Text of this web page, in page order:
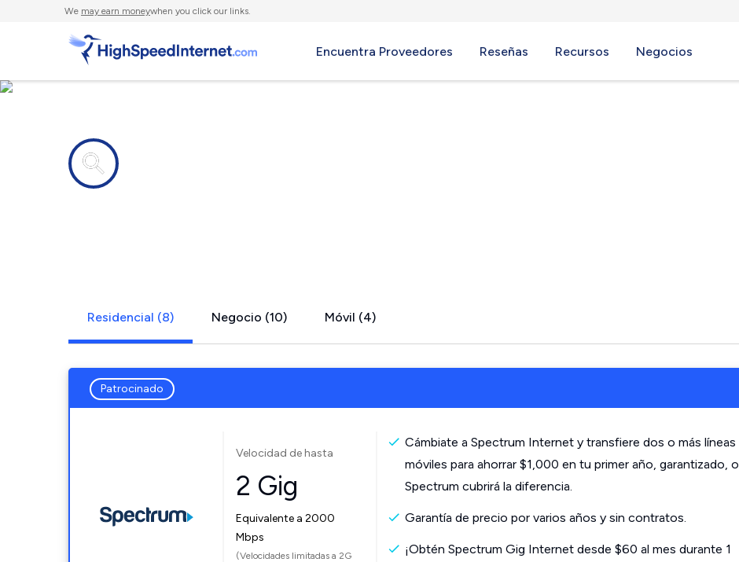
We may earn moneywhen you click our links.
Encuentra Proveedores Reseñas Recursos Negocios
Residencial (8) Negocio (10) Móvil (4)
Patrocinado
Velocidad de hasta
2 Gig
Equivalente a 2000
Mbps
(Velocidades limitadas a 2G
Cámbiate a Spectrum Internet y transfiere dos o más líneas
móviles para ahorrar $1,000 en tu primer año, garantizado, o
Spectrum cubrirá la diferencia.
Garantía de precio por varios años y sin contratos.
¡Obtén Spectrum Gig Internet desde $60 al mes durante 1